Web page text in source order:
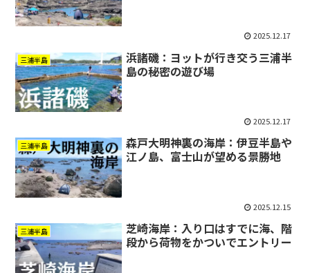
2025.12.17
三浦半島
浜諸磯：ヨットが行き交う三浦半
島の秘密の遊び場
2025.12.17
三浦半島
森戸大明神裏の海岸：伊豆半島や
江ノ島、富士山が望める景勝地
2025.12.15
三浦半島
芝崎海岸：入り口はすでに海、階
段から荷物をかついでエントリー